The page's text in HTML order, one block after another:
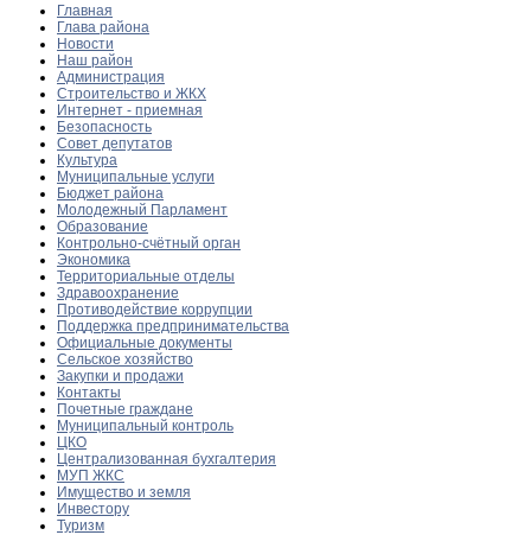
Главная
Глава района
Новости
Наш район
Администрация
Строительство и ЖКХ
Интернет - приемная
Безопасность
Совет депутатов
Культура
Муниципальные услуги
Бюджет района
Молодежный Парламент
Образование
Контрольно-счётный орган
Экономика
Территориальные отделы
Здравоохранение
Противодействие коррупции
Поддержка предпринимательства
Официальные документы
Сельское хозяйство
Закупки и продажи
Контакты
Почетные граждане
Муниципальный контроль
ЦКО
Централизованная бухгалтерия
МУП ЖКС
Имущество и земля
Инвестору
Туризм